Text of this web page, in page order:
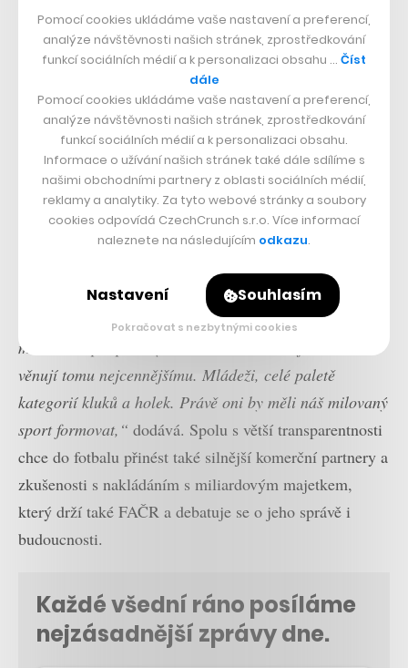
Podle Kratiny se i díky projektu Fevoluce podařilo v
zároveň prý ještě mnoho kroků a úkolů celý fotbal čeká.
„Nejdůležitějším z nich je dát rozhodující hlas a
maximální podporu týmům, okresům a krajům, které se
věnují tomu nejcennějšímu. Mládeži, celé paletě
kategorií kluků a holek. Právě oni by měli náš milovaný
sport formovat,“ dodává. Spolu s větší transparentnosti
chce do fotbalu přinést také silnější komerční partnery a
zkušenosti s nakládáním s miliardovým majetkem,
který drží také FAČR a debatuje se o jeho správě i
budoucnosti.
Každé všední ráno posíláme
nejzásadnější zprávy dne.
Pomocí cookies ukládáme vaše nastavení a preferencí,
analýze návštěvnosti našich stránek, zprostředkování
funkcí sociálních médií a k personalizaci obsahu … Číst
dále
Pomocí cookies ukládáme vaše nastavení a preferencí,
analýze návštěvnosti našich stránek, zprostředkování
funkcí sociálních médií a k personalizaci obsahu.
Informace o užívání našich stránek také dále sdílíme s
našimi obchodními partnery z oblasti sociálních médií,
reklamy a analytiky. Za tyto webové stránky a soubory
cookies odpovídá CzechCrunch s.r.o. Více informací
naleznete na následujícím odkazu.
Nastavení Souhlasím
Pokračovat s nezbytnými cookies